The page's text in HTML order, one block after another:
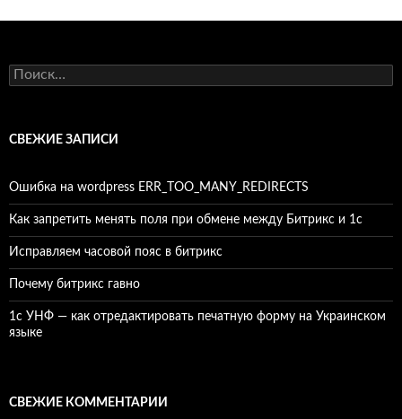
Найти:
СВЕЖИЕ ЗАПИСИ
Ошибка на wordpress ERR_TOO_MANY_REDIRECTS
Как запретить менять поля при обмене между Битрикс и 1с
Исправляем часовой пояс в битрикс
Почему битрикс гавно
1c УНФ — как отредактировать печатную форму на Украинском
языке
СВЕЖИЕ КОММЕНТАРИИ